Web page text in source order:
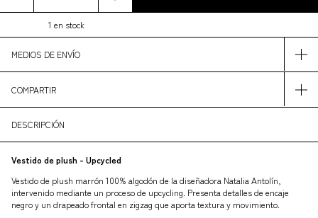
1 en stock
MEDIOS DE ENVÍO
COMPARTIR
DESCRIPCIÓN
Vestido de plush - Upcycled
Vestido de plush marrón 100% algodón de la diseñadora Natalia Antolín,
intervenido mediante un proceso de upcycling. Presenta detalles de encaje
negro y un drapeado frontal en zigzag que aporta textura y movimiento.